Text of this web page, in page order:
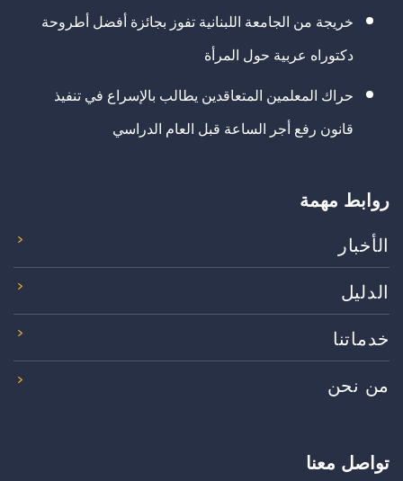
خريجة من الجامعة اللبنانية تفوز بجائزة أفضل أطروحة
دكتوراه عربية حول المرأة
حراك المعلمين المتعاقدين يطالب بالإسراع في تنفيذ
قانون رفع أجر الساعة قبل العام الدراسي
روابط مهمة
الأخبار
الدليل
خدماتنا
من نحن
تواصل معنا